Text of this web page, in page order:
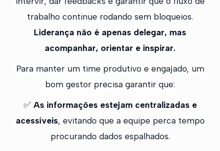
trabalho continue rodando sem bloqueios.
Liderança não é apenas delegar, mas
acompanhar, orientar e inspirar.
Para manter um time produtivo e engajado, um
bom gestor precisa garantir que:
✅ As informações estejam centralizadas e
acessíveis, evitando que a equipe perca tempo
procurando dados espalhados.